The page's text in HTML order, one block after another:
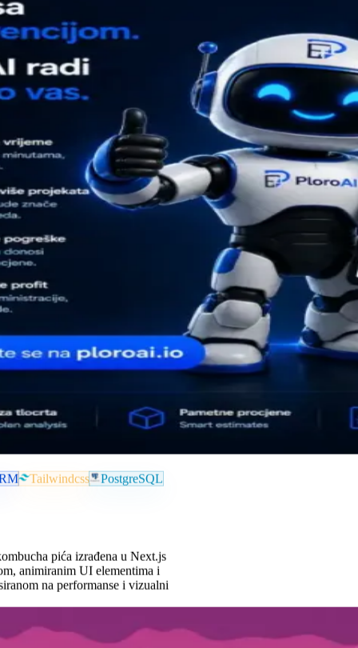
Kreiranje i unapređenje Power BI izvještaja i dashboard-a za
operativno i menadžersko izveštavanje
Suradnja sa poslovnim timovima na definisanju KPI-jeva i
analitičkih zahtjeva
Pogledajte neke od
projekata
inspiracijuili ideju
Tailwindcss PostgreSQL
pića izrađena u Next.js
animiranim UI elementima i
na performanse i vizualni